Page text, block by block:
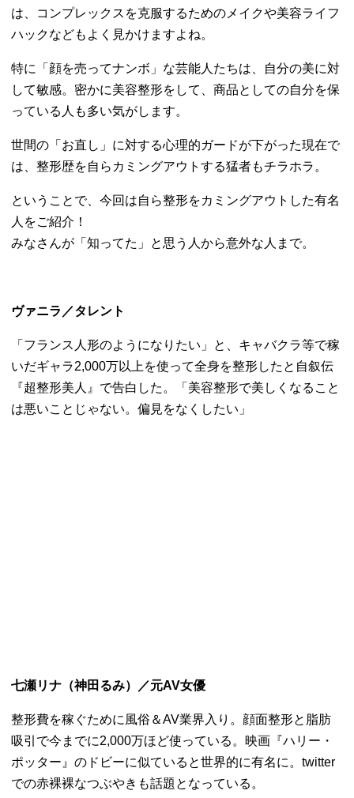
は、
コンプレックスを克服するためのメイクや美容ライフ
ハックなども よく見かけますよね。
特に「顔を売ってナンボ」な芸能人たちは、
自分の美に対
して敏感。密かに美容整形をして、商品としての自分を保
っている人も多い気がします。
世間の「お直し」に対する心理的ガードが下がった現在で
は、整形歴を自らカミングアウトする猛者もチラホラ。
ということで、今回は自ら整形をカミングアウトした有名
人をご紹介！
みなさんが「知ってた」と思う人から意外な人まで。
ヴァニラ／タレント
「フランス人形のようになりたい」と、 キャバクラ等で稼
いだギャラ2,000万以上を使って全身を整形したと自叙伝
『超整形美人』 で告白した。「美容整形で美しくなること
は悪いことじゃない。偏見をなくしたい」
七瀬リナ（神田るみ）／元AV女優
整形費を稼ぐために風俗＆AV業界入り。 顔面整形と脂肪
吸引で今までに2,000万ほど使っている。 映画『ハリー・
ポッター』のドビーに似ていると世界的に有名に。twitter
での赤裸裸なつぶやきも話題となっている。